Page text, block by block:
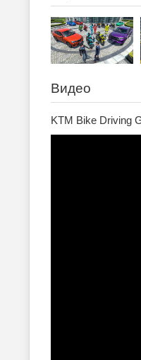
Видео
KTM Bike Driving